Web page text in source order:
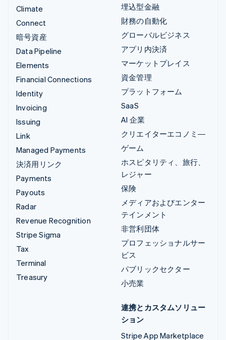
Climate
Connect
暗号資産
Data Pipeline
Elements
Financial Connections
Identity
Invoicing
Issuing
Link
Managed Payments
決済用リンク
Payments
Payouts
Radar
Revenue Recognition
Stripe Sigma
Tax
Terminal
Treasury
埋込型金融
財務の自動化
グローバルビジネス
アプリ内決済
マーケットプレイス
資金管理
プラットフォーム
SaaS
AI 企業
クリエイターエコノミ―
ゲーム
ホスピタリティ、旅行、
レジャー
保険
メディアおよびエンター
テインメント
非営利団体
プロフェッショナルサー
ビス
パブリックセクター
小売業
連携とカスタムソリュー
ション
Stripe App Marketplace